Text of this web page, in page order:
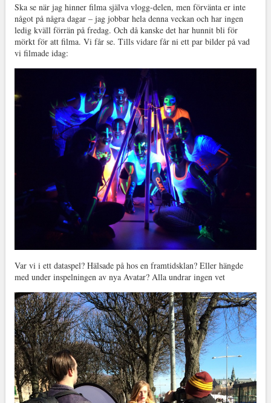
Ska se när jag hinner filma själva vlogg-delen, men förvänta er inte
något på några dagar – jag jobbar hela denna veckan och har ingen
ledig kväll förrän på fredag. Och då kanske det har hunnit bli för
mörkt för att filma. Vi får se. Tills vidare får ni ett par bilder på vad
vi filmade idag:
Var vi i ett dataspel? Hälsade på hos en framtidsklan? Eller hängde
med under inspelningen av nya Avatar? Alla undrar ingen vet